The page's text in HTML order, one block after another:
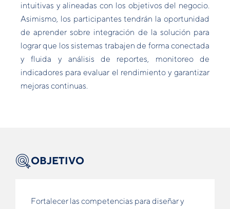
intuitivas y alineadas con los objetivos del negocio.
Asimismo, los participantes tendrán la oportunidad
de aprender sobre integración de la solución para
lograr que los sistemas trabajen de forma conectada
y fluida y análisis de reportes, monitoreo de
indicadores para evaluar el rendimiento y garantizar
mejoras continuas.
OBJETIVO
Fortalecer las competencias para diseñar y